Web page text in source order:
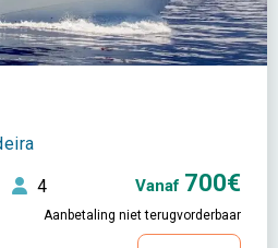
4 Vanaf 700€
Aanbetaling niet terugvorderbaar